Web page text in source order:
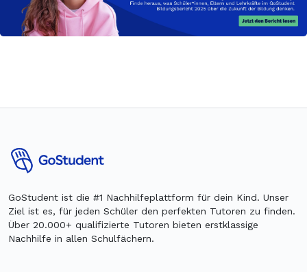
GoStudent ist die #1 Nachhilfeplattform für dein Kind. Unser
Ziel ist es, für jeden Schüler den perfekten Tutoren zu finden.
Über 20.000+ qualifizierte Tutoren bieten erstklassige
Nachhilfe in allen Schulfächern.